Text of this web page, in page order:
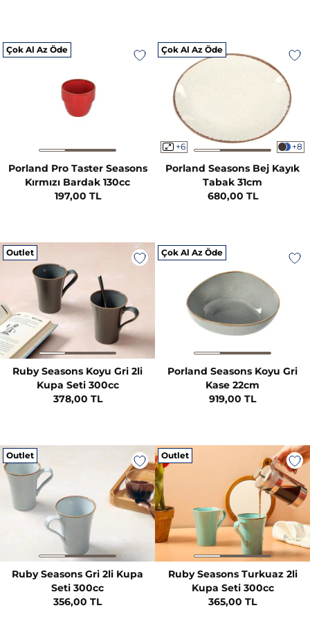
Çok Al Az Öde
Porland Pro Taster Seasons
Kırmızı Bardak 130cc
197,00 TL
Çok Al Az Öde
+6 +8
Porland Seasons Bej Kayık
Tabak 31cm
680,00 TL
Outlet
Ruby Seasons Koyu Gri 2li
Kupa Seti 300cc
378,00 TL
Çok Al Az Öde
Porland Seasons Koyu Gri
Kase 22cm
919,00 TL
Outlet
Ruby Seasons Gri 2li Kupa
Seti 300cc
356,00 TL
Outlet
Ruby Seasons Turkuaz 2li
Kupa Seti 300cc
365,00 TL